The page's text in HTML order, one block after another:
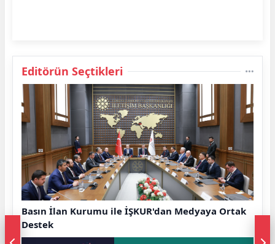
Editörün Seçtikleri
Basın İlan Kurumu ile İŞKUR'dan Medyaya Ortak
Destek